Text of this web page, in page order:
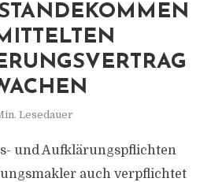
Lesedauer
und Aufklärungspflichten
auch verpflichtet